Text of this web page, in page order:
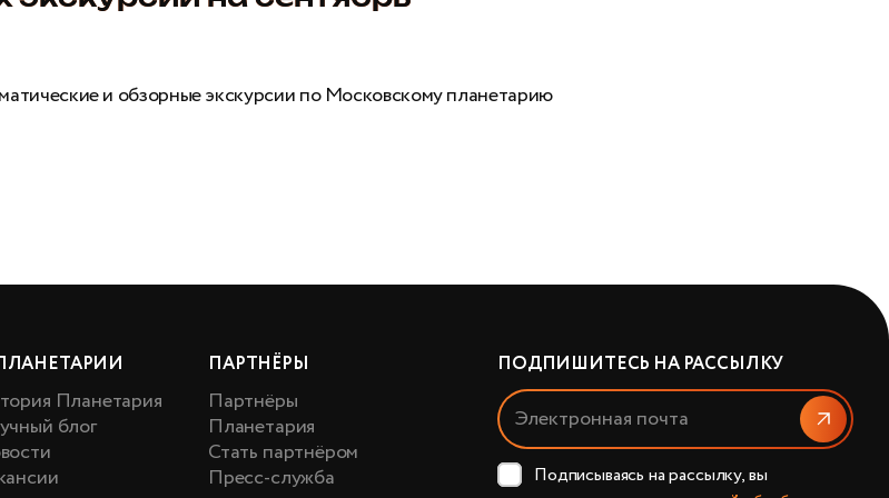
и обзорные экскурсии по Московскому планетарию
Планетария
блог
ПАРТНЁРЫ
Партнёры
Планетария
Стать партнёром
Пресс-служба
ПОДПИШИТЕСЬ НА РАССЫЛКУ
Подписываясь на рассылку, вы